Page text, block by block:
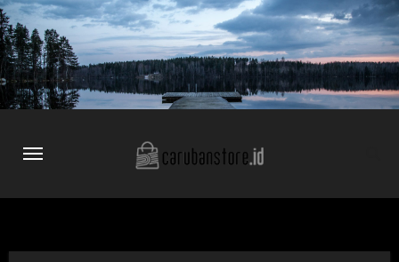
Skip
to
content